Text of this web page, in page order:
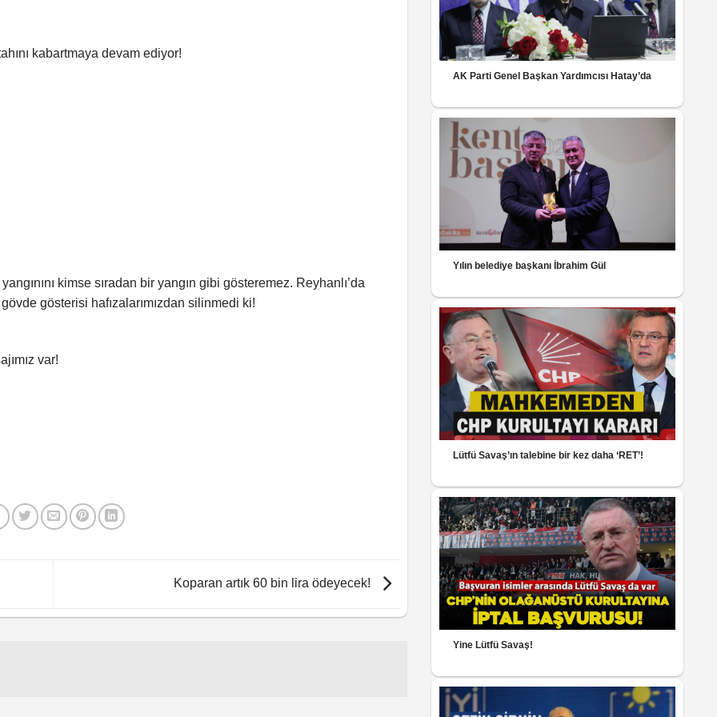
kabartmaya devam ediyor!
kimse sıradan bir yangın gibi gösteremez. Reyhanlı’da
gösterisi hafızalarımızdan silinmedi ki!
var!
Koparan artık 60 bin lira ödeyecek!
AK Parti Genel Başkan Yardımcısı Hatay’da
Yılın belediye başkanı İbrahim Gül
Lütfü Savaş’ın talebine bir kez daha ‘RET’!
Yine Lütfü Savaş!